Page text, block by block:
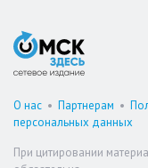
О нас • Партнерам •
персональных данных
При цитировании